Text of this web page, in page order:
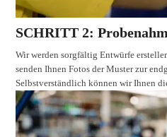
SCHRITT 2:
Wir werden sorgfältig Entwürfe
senden Ihnen Fotos der Muster zur
Selbstverständlich können wir Ihnen